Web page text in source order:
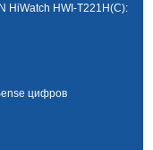
HiWatch HWI-T221H(C):
цифров